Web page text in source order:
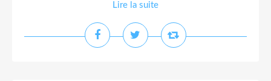
Lire la suite